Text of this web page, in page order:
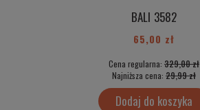
BALI 3582
65,00 zł
Cena regularna: 329,00 zł
Najniższa cena: 29,99 zł
Dodaj do koszyka